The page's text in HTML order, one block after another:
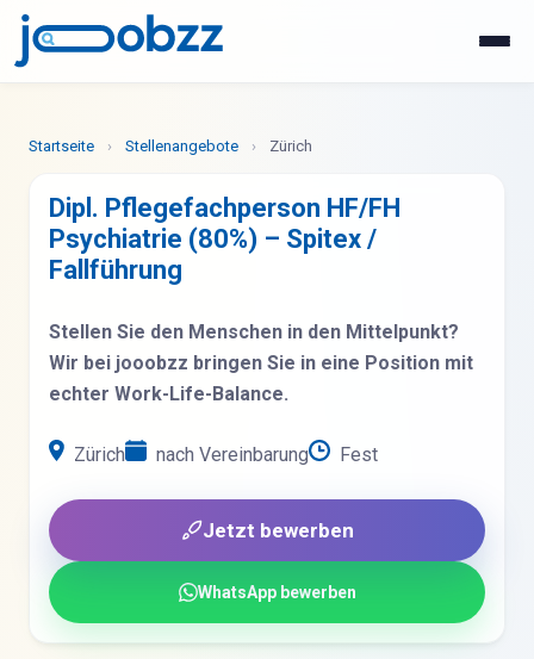
Startseite › Stellenangebote › Zürich
Dipl. Pflegefachperson HF/FH
Psychiatrie (80%) – Spitex /
Fallführung
Stellen Sie den Menschen in den Mittelpunkt?
Wir bei jooobzz bringen Sie in eine Position mit
echter Work-Life-Balance.
Zürich nach Vereinbarung Fest
Jetzt bewerben
WhatsApp bewerben